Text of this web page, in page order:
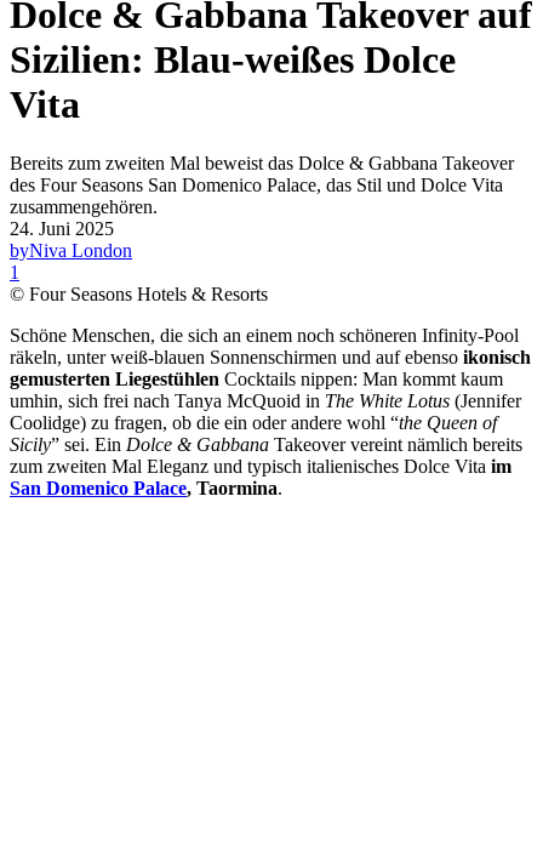
Dolce & Gabbana Takeover auf
Sizilien: Blau-weißes Dolce
Vita
Bereits zum zweiten Mal beweist das Dolce & Gabbana Takeover
des Four Seasons San Domenico Palace, das Stil und Dolce Vita
zusammengehören.
24. Juni 2025
byNiva London
1
© Four Seasons Hotels & Resorts
Schöne Menschen, die sich an einem noch schöneren Infinity-Pool
räkeln, unter weiß-blauen Sonnenschirmen und auf ebenso ikonisch
gemusterten Liegestühlen Cocktails nippen: Man kommt kaum
umhin, sich frei nach Tanya McQuoid in The White Lotus (Jennifer
Coolidge) zu fragen, ob die ein oder andere wohl “the Queen of
Sicily” sei. Ein Dolce & Gabbana Takeover vereint nämlich bereits
zum zweiten Mal Eleganz und typisch italienisches Dolce Vita im
San Domenico Palace, Taormina.